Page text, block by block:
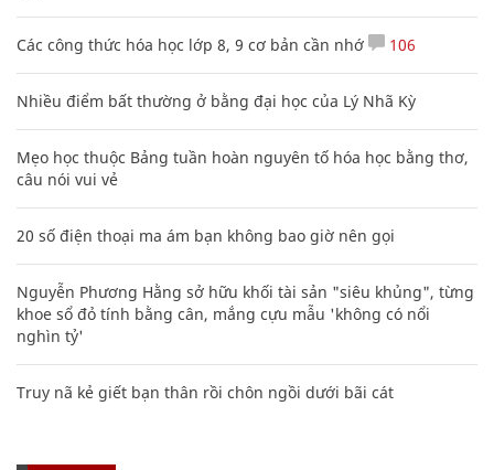
Các công thức hóa học lớp 8, 9 cơ bản cần nhớ 106
Nhiều điểm bất thường ở bằng đại học của Lý Nhã Kỳ
Mẹo học thuộc Bảng tuần hoàn nguyên tố hóa học bằng thơ,
câu nói vui vẻ
20 số điện thoại ma ám bạn không bao giờ nên gọi
Nguyễn Phương Hằng sở hữu khối tài sản "siêu khủng", từng
khoe sổ đỏ tính bằng cân, mắng cựu mẫu 'không có nổi
nghìn tỷ'
Truy nã kẻ giết bạn thân rồi chôn ngồi dưới bãi cát